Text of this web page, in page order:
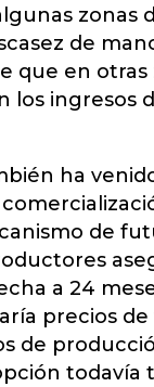
zonas
de
que en otras
los ingresos
ha
de
a 24
precios
de
todavía